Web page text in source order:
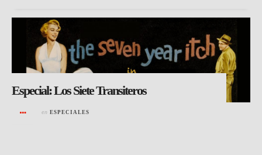
Especial: Los Siete Transiteros
en ESPECIALES